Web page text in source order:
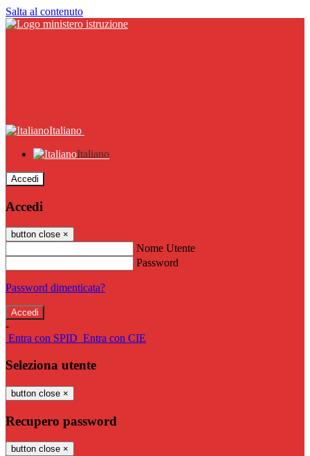
Salta al contenuto
Italiano
Italiano
Accedi
Accedi
button close ×
Nome Utente
Password
Password dimenticata?
-
Entra con SPID Entra con CIE
Seleziona utente
button close ×
Recupero password
button close ×